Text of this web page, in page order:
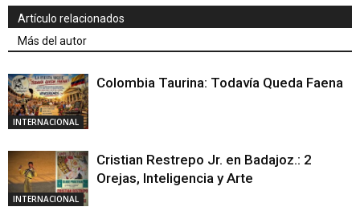
Artículo relacionados
Más del autor
INTERNACIONAL
Colombia Taurina: Todavía Queda Faena
INTERNACIONAL
Cristian Restrepo Jr. en Badajoz.: 2
Orejas, Inteligencia y Arte